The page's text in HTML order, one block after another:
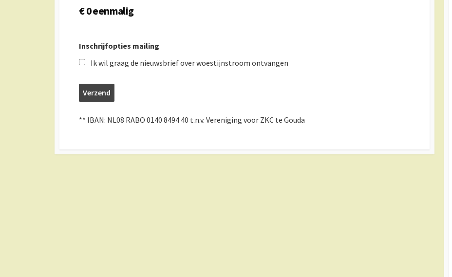
€0eenmalig
Inschrijfopties mailing
Ik wil graag de nieuwsbrief over woestijnstroom ontvangen
** IBAN: NL08 RABO 0140 8494 40 t.n.v. Vereniging voor ZKC te Gouda